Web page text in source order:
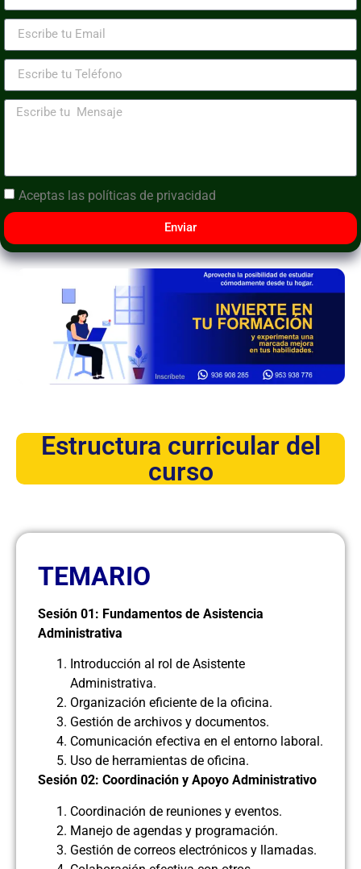
Aceptas las políticas de privacidad
Enviar
Estructura curricular del
curso
TEMARIO
Sesión 01: Fundamentos de Asistencia
Administrativa
Introducción al rol de Asistente
Administrativa.
Organización eficiente de la oficina.
Gestión de archivos y documentos.
Comunicación efectiva en el entorno laboral.
Uso de herramientas de oficina.
Sesión 02: Coordinación y Apoyo Administrativo
Coordinación de reuniones y eventos.
Manejo de agendas y programación.
Gestión de correos electrónicos y llamadas.